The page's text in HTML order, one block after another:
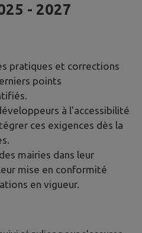
- 2027
pratiques et corrections
points
à l'accessibilité
ces exigences dès la
mairies dans leur
mise en conformité
en vigueur.